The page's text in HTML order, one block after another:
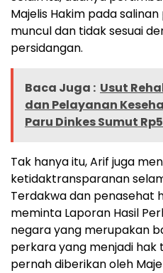
Majelis Hakim pada
muncul dan tidak sesuai
persidangan.
Baca Juga : Usut
dan Pelayanan
Paru Dinkes Sumut
Tak hanya itu, Arif juga
ketidaktransparanan
Terdakwa dan penasehat
meminta Laporan Hasil
negara yang merupakan
perkara yang menjadi
pernah diberikan oleh